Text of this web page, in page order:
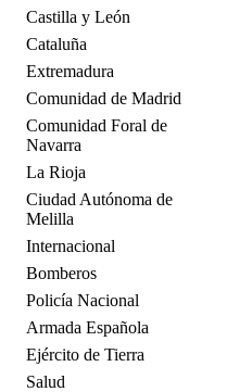
Castilla y León
Cataluña
Extremadura
Comunidad de Madrid
Comunidad Foral de
Navarra
La Rioja
Ciudad Autónoma de
Melilla
Internacional
Bomberos
Policía Nacional
Armada Española
Ejército de Tierra
Salud